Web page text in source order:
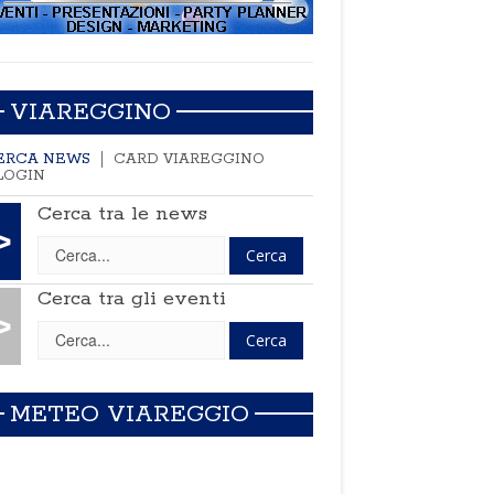
VIAREGGINO
NEWS
CARD VIAREGGINO
Cerca tra le news
Cerca tra gli eventi
METEO VIAREGGIO